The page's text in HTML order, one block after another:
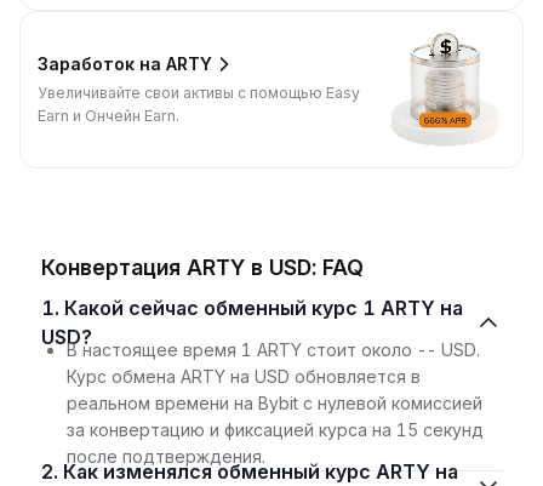
Заработок на ARTY
Увеличивайте свои активы с помощью Easy
Earn и Ончейн Earn.
Конвертация ARTY в USD: FAQ
1. Какой сейчас обменный курс 1 ARTY на
USD?
В настоящее время 1 ARTY стоит около -- USD.
Курс обмена ARTY на USD обновляется в
реальном времени на Bybit с нулевой комиссией
за конвертацию и фиксацией курса на 15 секунд
после подтверждения.
2. Как изменялся обменный курс ARTY на